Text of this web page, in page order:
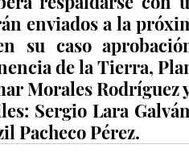
enviados a la
su caso
de la Tierra,
Morales Rodríguez
Sergio Lara
Pacheco Pérez.